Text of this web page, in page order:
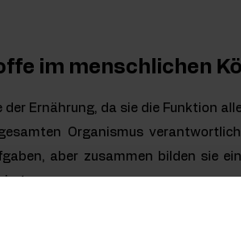
im menschlichen
Ernährung, da sie die Funktion
Organismus
aber zusammen bilden sie